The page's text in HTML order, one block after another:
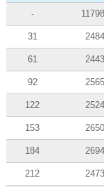
-
31
61
92
122
153
184
212